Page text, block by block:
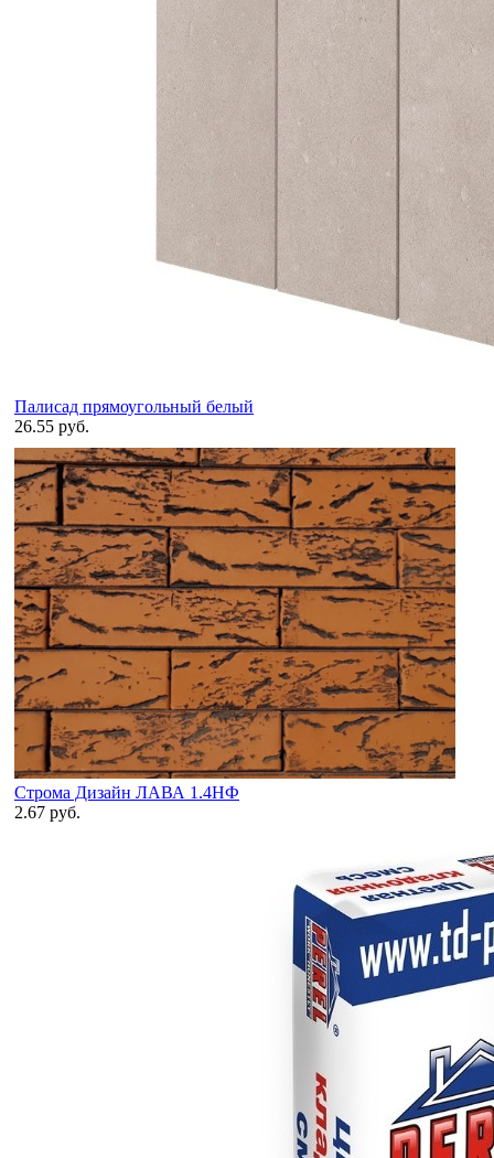
Палисад прямоугольный белый
26.55 руб.
Строма Дизайн ЛАВА 1.4НФ
2.67 руб.